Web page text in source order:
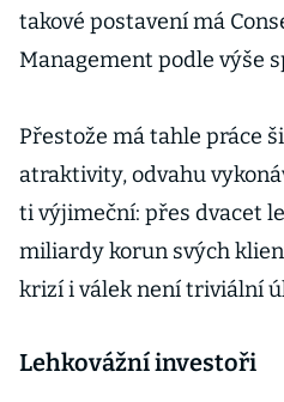
takové postavení má
Management podle výše
Přestože má tahle práce
atraktivity, odvahu
ti výjimeční: přes dvacet
miliardy korun svých
krizí i válek není triviální
Lehkovážní investoři